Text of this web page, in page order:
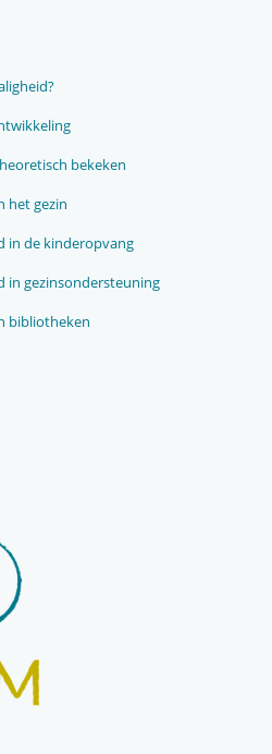
bekeken
het gezin
in de kinderopvang
in gezinsondersteuning
bibliotheken